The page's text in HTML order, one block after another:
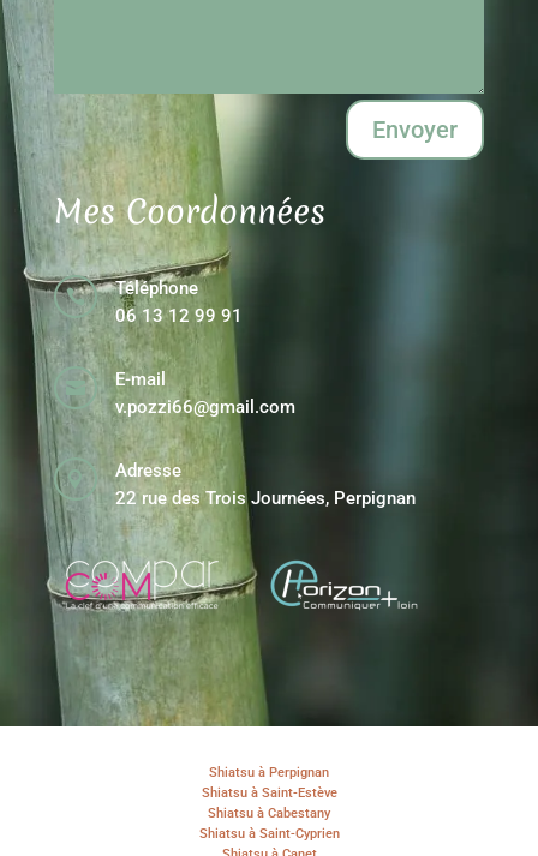
Envoyer
Mes Coordonnées

Téléphone
06 13 12 99 91

E-mail
v.pozzi66@gmail.com

Adresse
22 rue des Trois Journées, Perpignan
Shiatsu à Perpignan
Shiatsu à Saint-Estève
Shiatsu à Cabestany
Shiatsu à Saint-Cyprien